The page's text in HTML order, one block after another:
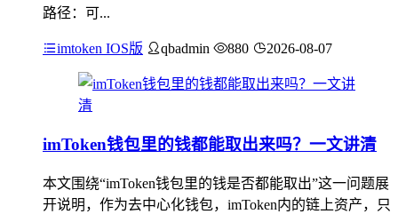
路径：可...
imtoken IOS版 qbadmin 880 2026-08-07
imToken钱包里的钱都能取出来吗？一文讲清
本文围绕“imToken钱包里的钱是否都能取出”这一问题展
开说明，作为去中心化钱包，imToken内的链上资产，只